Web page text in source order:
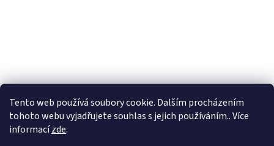
Tento web používá soubory cookie. Dalším procházením
tohoto webu vyjadřujete souhlas s jejich používáním.. Více
informacízde.